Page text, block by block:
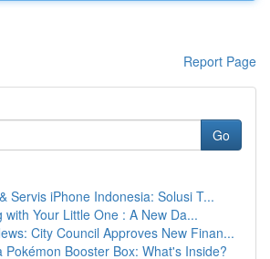
Report Page
Go
Servis iPhone Indonesia: Solusi T...
with Your Little One : A New Da...
City Council Approves New Finan...
Pokémon Booster Box: What's Inside?